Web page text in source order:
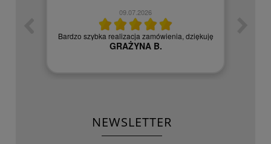
09.07.2026
Bardzo szybka realizacja zamówienia, dziękuję
GRAŻYNA B.
NEWSLETTER